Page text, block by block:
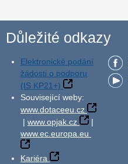
Důležité odkazy
Elektronické podání
žádosti o podporu
(IS KP21+)
Související weby:
www.dotaceeu.cz
| www.opjak.cz
|
www.ec.europa.eu
Kariéra